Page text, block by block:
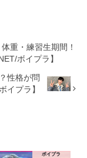
重・練習生期間！
ボイプラ】
性格が問
イプラ】
ボイプラ